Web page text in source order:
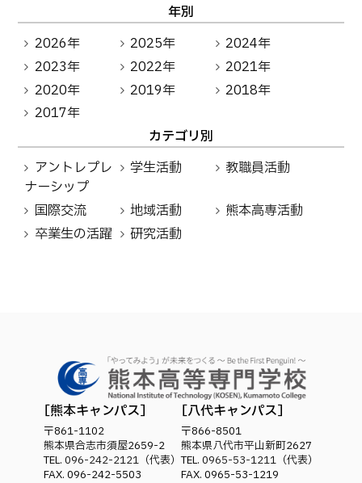
年別
2026年
2025年
2024年
2023年
2022年
2021年
2020年
2019年
2018年
2017年
カテゴリ別
アントレプレ
ナーシップ
学生活動 教職員活動
国際交流 地域活動
熊本高専活動
卒業生の活躍
研究活動
熊本キャンパス
〒861-1102
熊本県合志市須屋2659-2
TEL. 096-242-2121 （代表）
FAX. 096-242-5503
八代キャンパス
〒866-8501
熊本県八代市平山新町2627
TEL. 0965-53-1211 （代表）
FAX. 0965-53-1219